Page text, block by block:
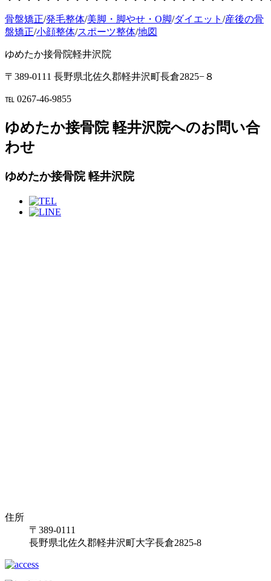
骨盤矯正/発毛整体/美脚・脚やせ・O脚/ダイエット /産後の骨
盤矯正/小顔整体/スポーツ整体/地図
ゆめたか接骨院軽井沢院
〒389-0111 長野県北佐久郡軽井沢町長倉2825−８
℡ 0267-46-9855
ゆめたか接骨院 軽井沢院へのお問い合
わせ
ゆめたか接骨院 軽井沢院
住所
〒389-0111
長野県北佐久郡軽井沢町大字長倉2825-8